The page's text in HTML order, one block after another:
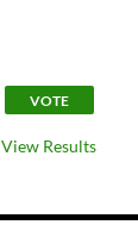
View Results